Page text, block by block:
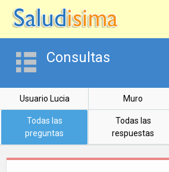
Consultas
Usuario Lucia Muro
Todas las
preguntas
Todas las
respuestas